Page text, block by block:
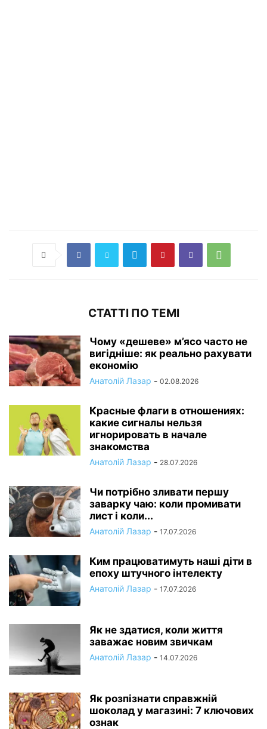
СТАТТІ ПО ТЕМІ
Чому «дешеве» м’ясо часто не
вигідніше: як реально рахувати
економію
Анатолій Лазар - 02.08.2026
Красные флаги в отношениях:
какие сигналы нельзя
игнорировать в начале
знакомства
Анатолій Лазар - 28.07.2026
Чи потрібно зливати першу
заварку чаю: коли промивати
лист і коли...
Анатолій Лазар - 17.07.2026
Ким працюватимуть наші діти в
епоху штучного інтелекту
Анатолій Лазар - 17.07.2026
Як не здатися, коли життя
заважає новим звичкам
Анатолій Лазар - 14.07.2026
Як розпізнати справжній
шоколад у магазині: 7 ключових
ознак